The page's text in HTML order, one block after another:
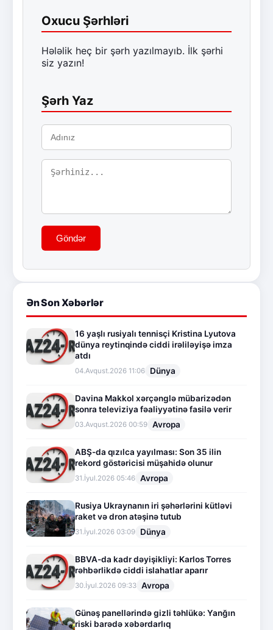
Oxucu Şərhləri
Hələlik heç bir şərh yazılmayıb. İlk şərhi
siz yazın!
Şərh Yaz
Göndər
Ən Son Xəbərlər
16 yaşlı rusiyalı tennisçi Kristina Lyutova
dünya reytinqində ciddi irəliləyişə imza
atdı
04.Avqust.2026 11:06 Dünya
Davina Makkol xərçənglə mübarizədən
sonra televiziya fəaliyyətinə fasilə verir
03.Avqust.2026 00:59 Avropa
ABŞ-da qızılca yayılması: Son 35 ilin
rekord göstəricisi müşahidə olunur
31.İyul.2026 05:46 Avropa
Rusiya Ukraynanın iri şəhərlərini kütləvi
raket və dron atəşinə tutub
31.İyul.2026 03:09 Dünya
BBVA-da kadr dəyişikliyi: Karlos Torres
rəhbərlikdə ciddi islahatlar aparır
30.İyul.2026 09:33 Avropa
Günəş panellərində gizli təhlükə: Yanğın
riski barədə xəbərdarlıq